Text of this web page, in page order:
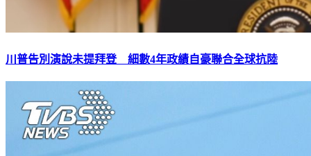
川普告別演說未提拜登 細數4年政績自豪聯合全球抗陸